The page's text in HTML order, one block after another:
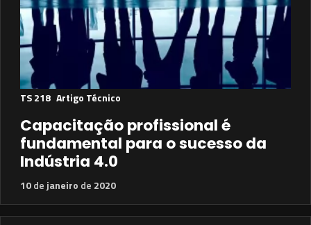
TS 218 Artigo Técnico
Capacitação profissional é
fundamental para o sucesso da
Indústria 4.0
10de janeiro de 2020